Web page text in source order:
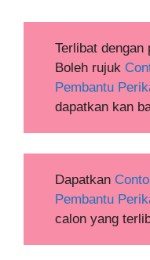
Terlibat dengan
Boleh rujuk
Pembantu
dapatkan kan
Dapatkan
Pembantu
calon yang